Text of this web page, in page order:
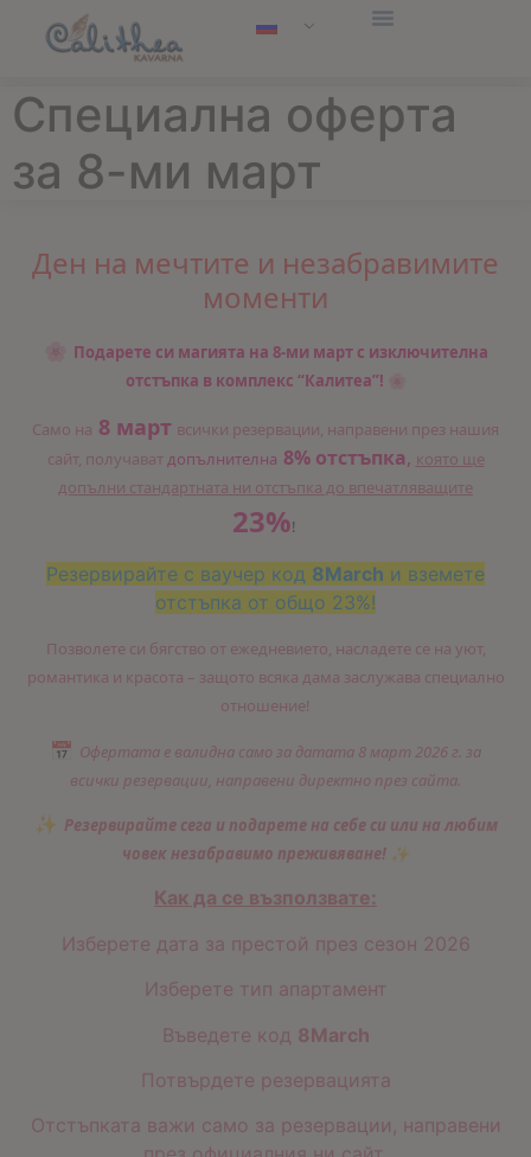
Специална оферта
за 8-ми март
Ден на мечтите и незабравимите
моменти
🌸
Подарете си магията на 8-ми март с изключителна
отстъпка в комплекс “Калитеа”! 🌸
Само на 8 март всички резервации, направени през нашия
сайт, получават допълнителна 8% отстъпка, която ще
допълни стандартната ни отстъпка до впечатляващите
23%!
Резервирайте с ваучер код 8March и вземете
отстъпка от общо 23%!
Позволете си бягство от ежедневието, насладете се на уют,
романтика и красота – защото всяка дама заслужава специално
отношение!
📅 Офертата е валидна само за датата 8 март 2026 г. за
всички резервации, направени директно през сайта.
✨ Резервирайте сега и подарете на себе си или на любим
човек незабравимо преживяване! ✨
Как да се възползвате:
Изберете дата за престой през сезон 2026
Изберете тип апартамент
Въведете код 8March
Потвърдете резервацията
Отстъпката важи само за резервации, направени